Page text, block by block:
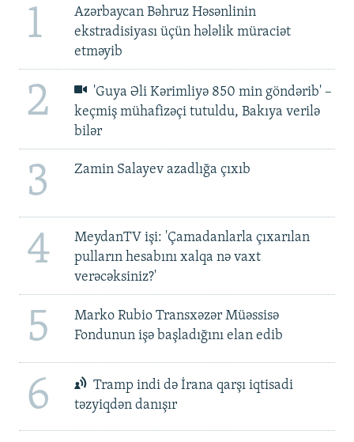
1
Azərbaycan Bəhruz Həsənlinin
ekstradisiyası üçün hələlik müraciət
etməyib
2
'Guya Əli Kərimliyə 850 min göndərib' –
keçmiş mühafizəçi tutuldu, Bakıya verilə
bilər
3 Zamin Salayev azadlığa çıxıb
4
MeydanTV işi: 'Çamadanlarla çıxarılan
pulların hesabını xalqa nə vaxt
verəcəksiniz?'
5
Marko Rubio Transxəzər Müəssisə
Fondunun işə başladığını elan edib
6
Tramp indi də İrana qarşı iqtisadi
təzyiqdən danışır